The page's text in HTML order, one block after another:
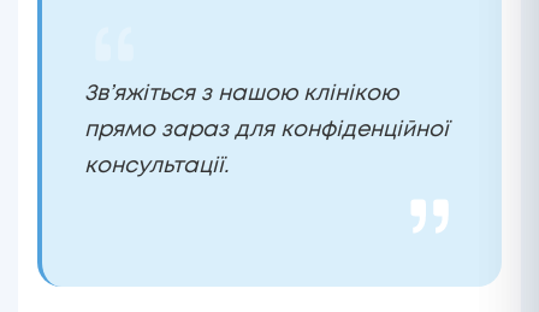
Зв’яжіться з нашою клінікою
прямо зараз для конфіденційної
консультації.